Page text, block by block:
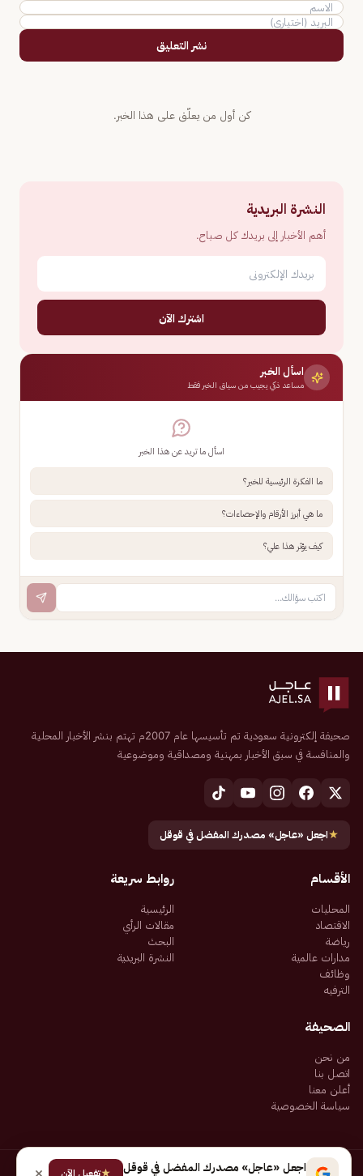
نشر التعليق
كن أول من يعلّق على هذا الخبر.
النشرة البريدية
أهم الأخبار إلى بريدك كل صباح.
اشترك الآن
اسأل الخبر
مساعد ذكي يجيب من سياق الخبر فقط
اسأل ما تريد عن هذا الخبر
ما الفكرة الرئيسية للخبر؟
ما هي أبرز الأرقام والإحصاءات؟
كيف يؤثر هذا علي؟
صحيفة إلكترونية سعودية تم تأسيسها عام 2007م تهتم بنشر الأخبار المحلية
والمنافسة في سبق الأخبار بمهنية ومصداقية وموضوعية
★اجعل «عاجل» مصدرك المفضل في قوقل
الأقسام
المحليات
الاقتصاد
رياضة
مدارات عالمية
وظائف
الترفيه
روابط سريعة
الرئيسية
مقالات الرأي
البحث
النشرة البريدية
الصحيفة
من نحن
اتصل بنا
أعلن معنا
سياسة الخصوصية
جميع الحقوق محفوظة لـ شركة إيجاز للنشر الإلكتروني المالكة لصحيفة عاجل
اجعل «عاجل» مصدرك المفضل في قوقل ★تفعيل الآن